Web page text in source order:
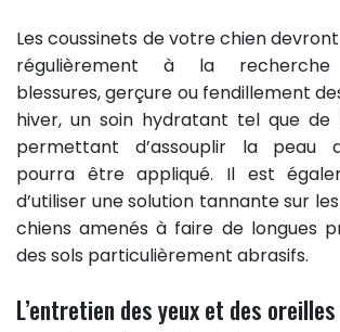
Les coussinets de votre chien
régulièrement à la recherche
blessures, gerçure ou fendillement
hiver, un soin hydratant tel que de
permettant d’assouplir la peau
pourra être appliqué. Il est
d’utiliser une solution tannante sur
chiens amenés à faire de longues
des sols particulièrement abrasifs.
L’entretien des yeux et des